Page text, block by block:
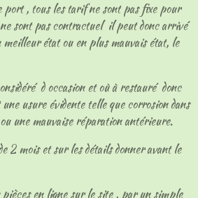
port , tous les tarif ne sont pas fixe pour
sont pas contractuel il peut donc arrivé
état ou en plus mauvais état, le
d occasion et où à restauré donc
usure évidente telle que corrosion dans
une mauvaise réparation antérieure.
2 mois et sur les détails donner avant le
en ligne sur le site , par un simple